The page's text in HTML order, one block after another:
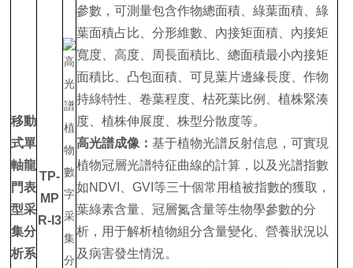
移動
式單
軸龍
門表
型采
集分
析系
TP-
MP
R-I3
參數，可測量包含作物總面積、綠葉面積、綠
葉面積占比、分形維數、內接矩面積、內接矩
寬度、高度、周長面積比、總面積最小內接矩
面積比、凸包面積、可見葉片邊緣長度、作物
持綠特性、卷葉程度、枯死葉比例、植株緊湊
度、植株伸展度、株型分散度等。
高光譜成像：基于植物光譜反射信息，可實現
植物冠層光譜特征曲線的計算，以及光譜指數
如NDVI、GVI等三十個常用植被指數的獲取，
葉綠素含量、冠層氮含量等生物學參數的分
析，用于解析植物組分含量變化、營養狀況以
及病害發生情況。